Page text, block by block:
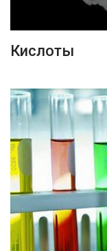
Кислоты